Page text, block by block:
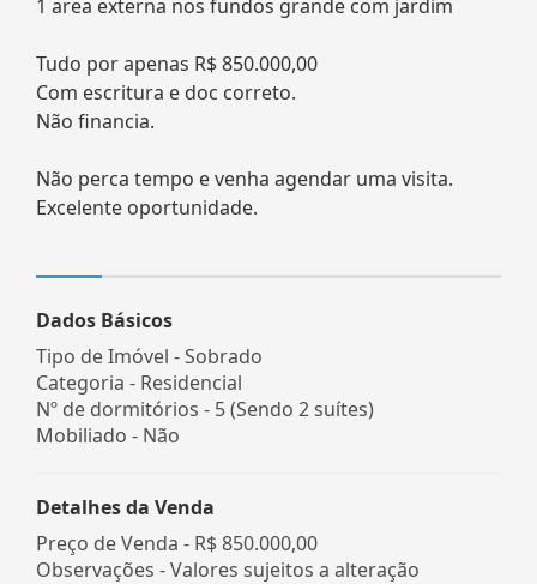
1 area externa nos fundos grande com jardim
Tudo por apenas R$ 850.000,00
Com escritura e doc correto.
Não financia.
Não perca tempo e venha agendar uma visita.
Excelente oportunidade.
Dados Básicos
Tipo de Imóvel - Sobrado
Categoria - Residencial
Nº de dormitórios - 5 (Sendo 2 suítes)
Mobiliado - Não
Detalhes da Venda
Preço de Venda - R$ 850.000,00
Observações - Valores sujeitos a alteração